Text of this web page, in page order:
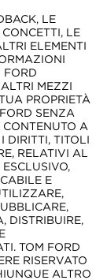
LE
LE
ELEMENTI
FORD
MEZZI
PROPRIETÀ
SENZA
A
DIRITTI, TITOLI
RELATIVI AL
E
DISTRIBUIRE,
TOM FORD
RISERVATO
ALTRO